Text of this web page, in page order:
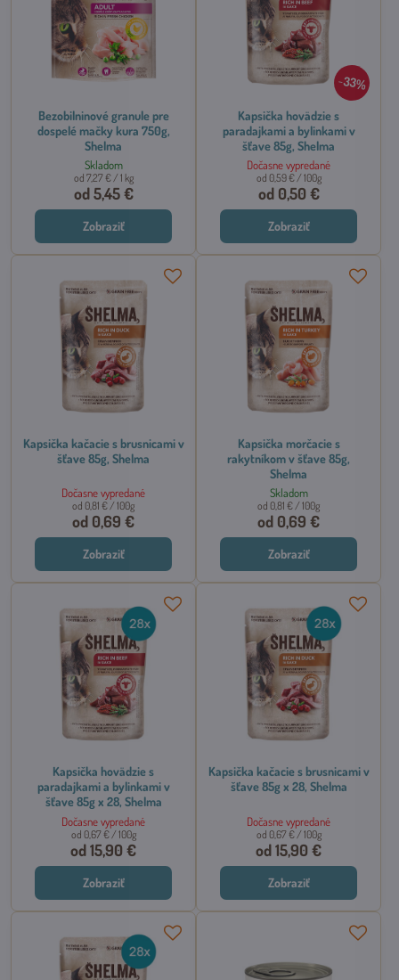
Bezobilninové granule pre
dospelé mačky kura 750g,
Shelma
Skladom
od 5,45 €
od 7,27 €/ 1 kg
Zobraziť
33%
Kapsička hovädzie s
paradajkami a bylinkami v
šťave 85g, Shelma
Dočasne vypredané
od 0,50 €
od 0,59 €/ 100g
Zobraziť
Kapsička kačacie s brusnicami v
šťave 85g, Shelma
Dočasne vypredané
od 0,69 €
od 0,81 €/ 100g
Zobraziť
Kapsička morčacie s
rakytníkom v šťave 85g,
Shelma
Skladom
od 0,69 €
od 0,81 €/ 100g
Zobraziť
Kapsička hovädzie s
paradajkami a bylinkami v
šťave 85g x 28, Shelma
Dočasne vypredané
od 15,90 €
od 0,67 € / 100g
Zobraziť
Kapsička kačacie s brusnicami v
šťave 85g x 28, Shelma
Dočasne vypredané
od 15,90 €
od 0,67 € / 100g
Zobraziť